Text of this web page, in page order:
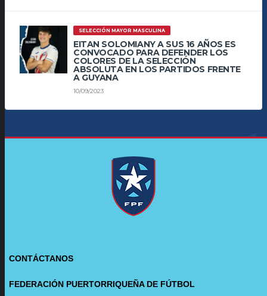
SELECCIÓN MAYOR MASCULINA
EITAN SOLOMIANY A SUS 16 AÑOS ES
CONVOCADO PARA DEFENDER LOS
COLORES DE LA SELECCIÓN
ABSOLUTA EN LOS PARTIDOS FRENTE
A GUYANA
10/09/2023
CONTÁCTANOS
FEDERACIÓN PUERTORRIQUEÑA DE FÚTBOL